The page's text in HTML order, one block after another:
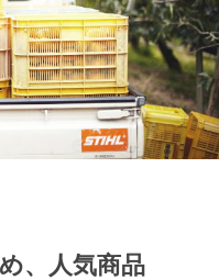
、人気商品